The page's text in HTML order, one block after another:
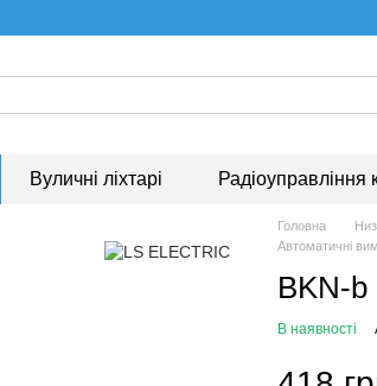
Вуличні ліхтарі Радіоуправління
Головна
Автоматичні
BKN-b
В наявності